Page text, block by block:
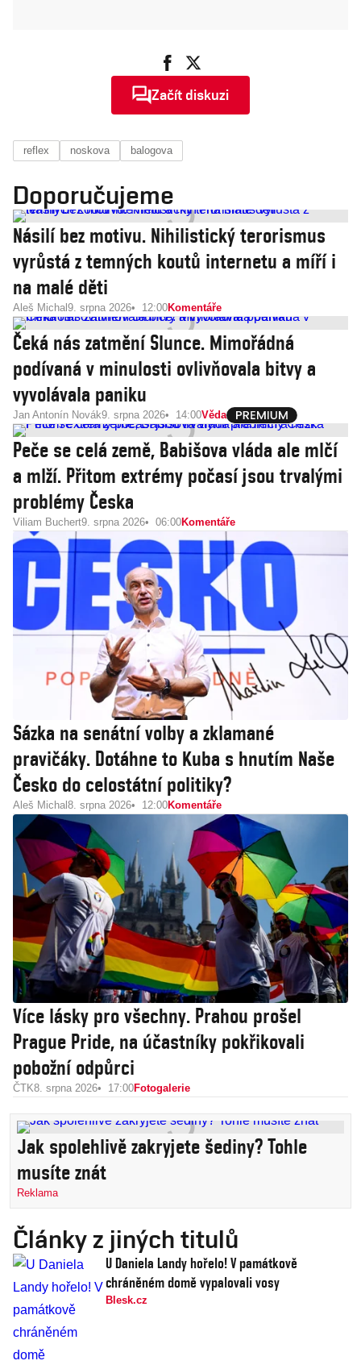
Začít diskuzi
reflex noskova balogova
Doporučujeme
Násilí bez motivu. Nihilistický terorismus
vyrůstá z temných koutů internetu a míří i
na malé děti
Aleš Michal 9. srpna 2026 12:00Komentáře
Čeká nás zatmění Slunce. Mimořádná
podívaná v minulosti ovlivňovala bitvy a
vyvolávala paniku
Jan Antonín Novák9. srpna 2026 14:00Věda
Peče se celá země, Babišova vláda ale mlčí
a mlží. Přitom extrémy počasí jsou trvalými
problémy Česka
Viliam Buchert9. srpna 2026 06:00Komentáře
Sázka na senátní volby a zklamané
pravičáky. Dotáhne to Kuba s hnutím Naše
Česko do celostátní politiky?
Aleš Michal 8. srpna 2026 12:00Komentáře
Více lásky pro všechny. Prahou prošel
Prague Pride, na účastníky pokřikovali
pobožní odpůrci
ČTK8. srpna 2026 17:00Fotogalerie
Jak spolehlivě zakryjete šediny? Tohle
musíte znát
Reklama
Články z jiných titulů
U Daniela Landy hořelo! V památkově
chráněném domě vypalovali vosy
Blesk.cz